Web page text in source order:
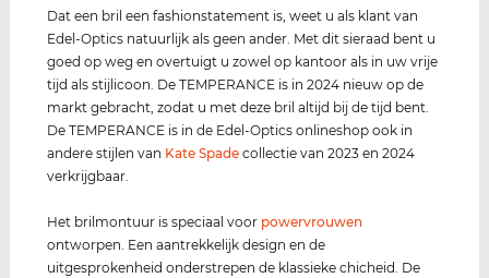
Dat een bril een fashionstatement is, weet u als klant van
Edel-Optics natuurlijk als geen ander. Met dit sieraad bent u
goed op weg en overtuigt u zowel op kantoor als in uw vrije
tijd als stijlicoon. De TEMPERANCE is in 2024 nieuw op de
markt gebracht, zodat u met deze bril altijd bij de tijd bent.
De TEMPERANCE is in de Edel-Optics onlineshop ook in
andere stijlen van Kate Spade collectie van 2023 en 2024
verkrijgbaar.
Het brilmontuur is speciaal voor powervrouwen
ontworpen. Een aantrekkelijk design en de
uitgesprokenheid onderstrepen de klassieke chicheid. De